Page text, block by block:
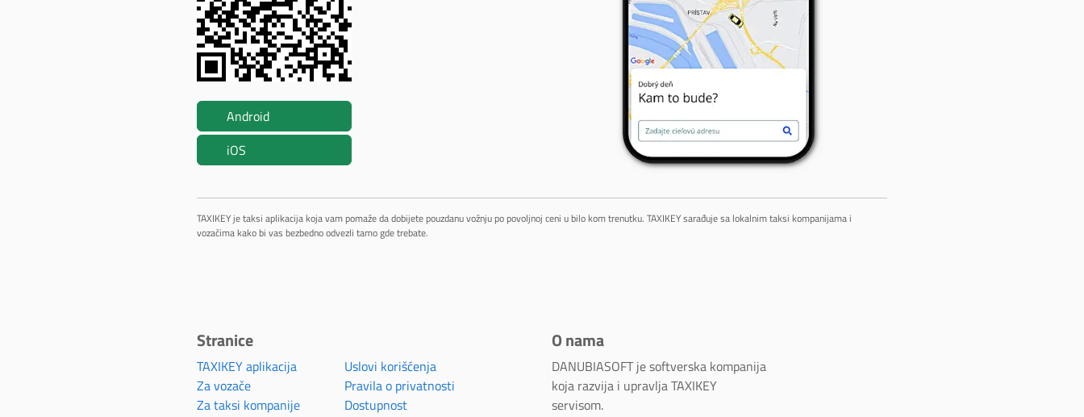
Android
iOS
TAXIKEY je taksi aplikacija koja vam pomaže da dobijete pouzdanu vožnju po povoljnoj ceni u bilo kom trenutku. TAXIKEY sarađuje sa lokalnim taksi kompanijama i
vozačima kako bi vas bezbedno odvezli tamo gde trebate.
Stranice
TAXIKEY aplikacija
Za vozače
Za taksi kompanije
Uslovi korišćenja
Pravila o privatnosti
Dostupnost
O nama
DANUBIASOFT je softverska kompanija
koja razvija i upravlja TAXIKEY
servisom.